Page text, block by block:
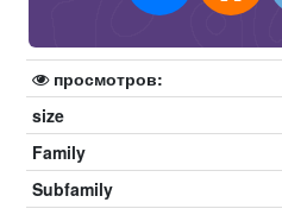
просмотров:
size
Family
Subfamily